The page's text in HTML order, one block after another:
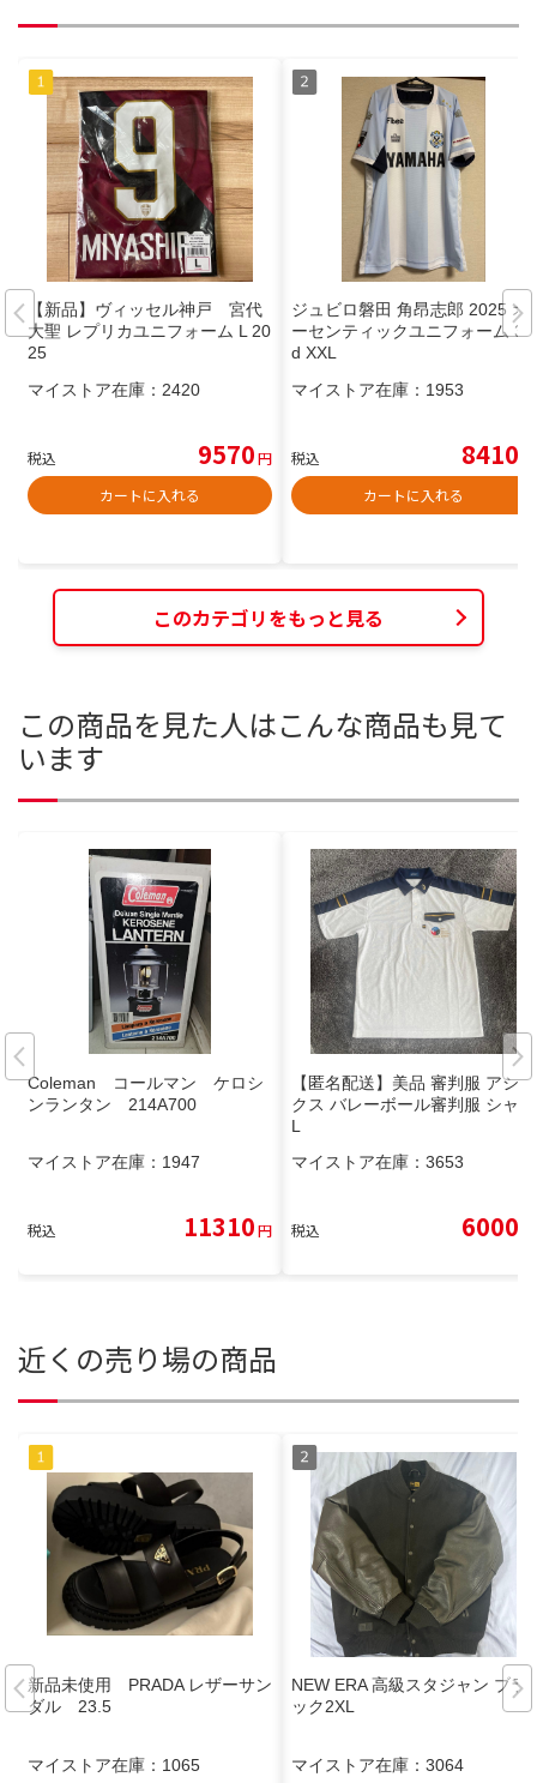
【新品】ヴィッセル神戸 宮代
大聖 レプリカユニフォーム L 20
25
マイストア在庫： 2420
税込 9570円
カートに入れる
ジュビロ磐田 角昂志郎 2025 オ
ーセンティックユニフォーム 3r
d XXL
マイストア在庫： 1953
税込 8410
カートに入れる
このカテゴリをもっと見る
この商品を見た人はこんな商品も見て
います
Coleman コールマン ケロシ
ンランタン 214A700
マイストア在庫： 1947
税込 11310円
【匿名配送】美品 審判服 アシッ
クス バレーボール審判服 シャツ
L
マイストア在庫： 3653
税込 6000
近くの売り場の商品
新品未使用 PRADA レザーサン
ダル 23.5
マイストア在庫： 1065
NEW ERA 高級スタジャン ブラ
ック2XL
マイストア在庫： 3064